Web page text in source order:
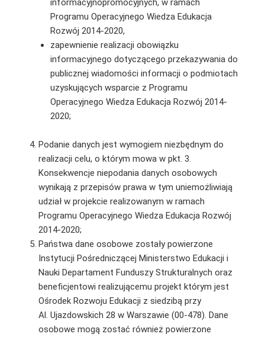
informacyjnopromocyjnych, w ramach
Programu Operacyjnego Wiedza Edukacja
Rozwój 2014-2020,
zapewnienie realizacji obowiązku
informacyjnego dotyczącego przekazywania do
publicznej wiadomości informacji o podmiotach
uzyskujących wsparcie z Programu
Operacyjnego Wiedza Edukacja Rozwój 2014-
2020;
Podanie danych jest wymogiem niezbędnym do
realizacji celu, o którym mowa w pkt. 3.
Konsekwencje niepodania danych osobowych
wynikają z przepisów prawa w tym uniemożliwiają
udział w projekcie realizowanym w ramach
Programu Operacyjnego Wiedza Edukacja Rozwój
2014-2020;
Państwa dane osobowe zostały powierzone
Instytucji Pośredniczącej Ministerstwo Edukacji i
Nauki Departament Funduszy Strukturalnych oraz
beneficjentowi realizującemu projekt którym jest
Ośrodek Rozwoju Edukacji z siedzibą przy
Al. Ujazdowskich 28 w Warszawie (00-478). Dane
osobowe mogą zostać również powierzone